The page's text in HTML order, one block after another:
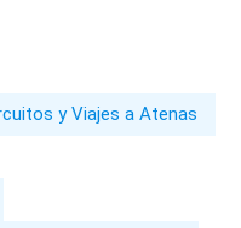
y Viajes a Atenas